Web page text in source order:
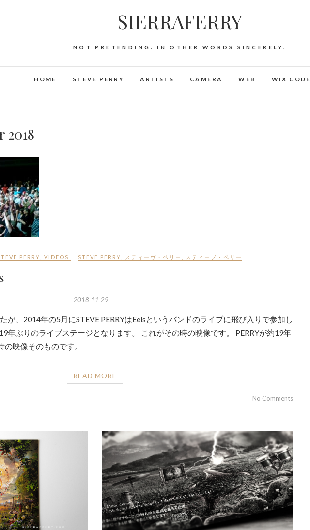
SIERRAFERRY
NOT PRETENDING. IN OTHER WORDS SINCERELY.
HOME STEVE PERRY ARTISTS CAMERA WEB WIX CODE
2018
PERRY VIDEOS STEVE PERRY スティーヴ・ペリー スティーブ・ペリー
2018-11-29
年ぶりのライブステージとなります。 これがその時の映像です。 PERRYが約19年
映像そのものです。
READ MORE
No Comments